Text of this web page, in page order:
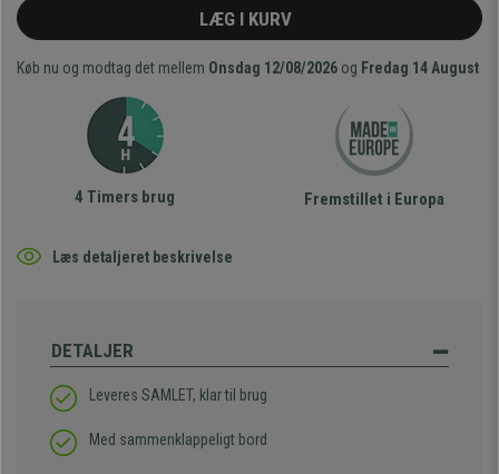
LÆG I KURV
Køb nu og modtag det mellem Onsdag 12/08/2026 og Fredag 14 August
4 Timers brug Fremstillet i Europa
Læs detaljeret beskrivelse
DETALJER
Leveres SAMLET, klar til brug
Med sammenklappeligt bord